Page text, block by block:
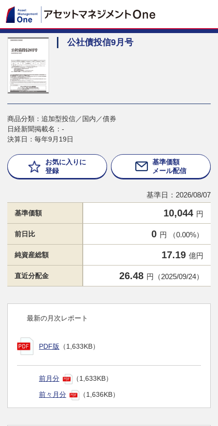
公社債投信9月号
商品分類：追加型投信／国内／債券
日経新聞掲載名：-
決算日：毎年9月19日
お気に入りに
登録
基準価額
メール配信
基準日：2026/08/07
基準価額 10,044 円
前日比 0 円 （0.00%）
純資産総額 17.19 億円
直近分配金 26.48 円（2025/09/24）
最新の月次レポート
PDF版 （1,633KB）
前月分 （1,633KB）
前々月分 （1,636KB）